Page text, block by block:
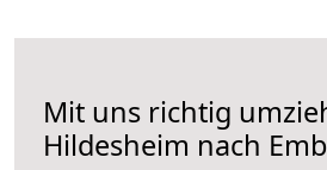
Mit uns richtig
Hildesheim nach